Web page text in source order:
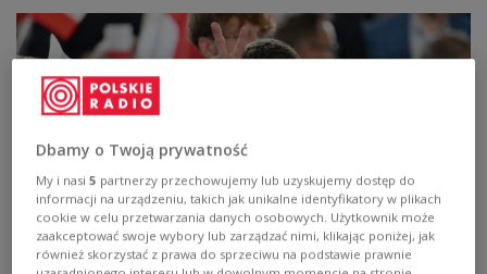
Dbamy o Twoją prywatność
My i nasi5 partnerzy przechowujemy lub uzyskujemy dostęp do
informacji na urządzeniu, takich jak unikalne identyfikatory w plikach
cookie w celu przetwarzania danych osobowych. Użytkownik może
zaakceptować swoje wybory lub zarządzać nimi, klikając poniżej, jak
również skorzystać z prawa do sprzeciwu na podstawie prawnie